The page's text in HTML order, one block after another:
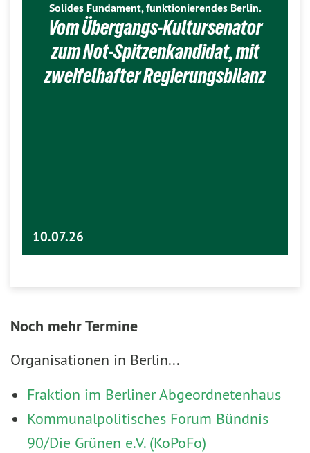
Solides Fundament, funktionierendes Berlin.
Vom Übergangs-Kultursenator
zum Not-Spitzenkandidat, mit
zweifelhafter Regierungsbilanz
10.07.26
Noch mehr Termine
Organisationen in Berlin...
Fraktion im Berliner Abgeordnetenhaus
Kommunalpolitisches Forum Bündnis
90/Die Grünen e.V. (KoPoFo)